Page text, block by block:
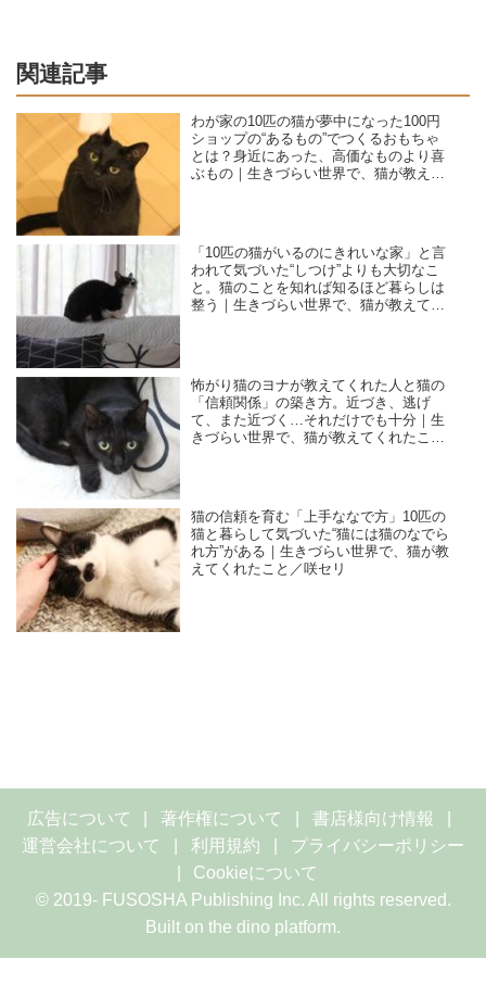
関連記事
わが家の10匹の猫が夢中になった100円
ショップの“あるもの”でつくるおもちゃ
とは？身近にあった、高価なものより喜
ぶもの｜生きづらい世界で、猫が教えて
「10匹の猫がいるのにきれいな家」と言
われて気づいた“しつけ”よりも大切なこ
と。猫のことを知れば知るほど暮らしは
整う｜生きづらい世界で、猫が教えてく
怖がり猫のヨナが教えてくれた人と猫の
「信頼関係」の築き方。近づき、逃げ
て、また近づく…それだけでも十分｜生
きづらい世界で、猫が教えてくれたこと
猫の信頼を育む「上手ななで方」10匹の
猫と暮らして気づいた“猫には猫のなでら
れ方”がある｜生きづらい世界で、猫が教
えてくれたこと／咲セリ
広告について 著作権について
書店様向け情報
運営会社について
利用規約
プライバシーポリシー
Cookieについて
© 2019- FUSOSHA Publishing Inc. All rights reserved.
Built on the dino platform.